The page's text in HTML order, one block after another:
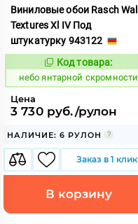
Виниловые обои Rasch Wall
Textures Xl IV Под
штукатурку 943122
1124843
Код товара:
небо янтарной скромности
Цена
3 730 руб./рулон
НАЛИЧИЕ: 6 РУЛОН
Заказ в 1 клик
В корзину